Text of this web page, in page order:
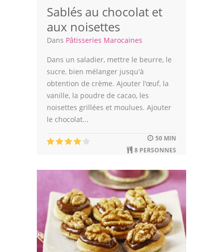
Sablés au chocolat et
aux noisettes
Dans Pâtisseries Marocaines
Dans un saladier, mettre le beurre, le
sucre, bien mélanger jusqu'à
obtention de crème. Ajouter l’œuf, la
vanille, la poudre de cacao, les
noisettes grillées et moulues. Ajouter
le chocolat...
50 MIN
8 PERSONNES